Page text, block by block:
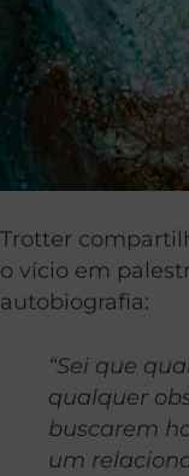
Trotter
o vício em
autobiografia:
“Sei que
qualquer
buscarem
um